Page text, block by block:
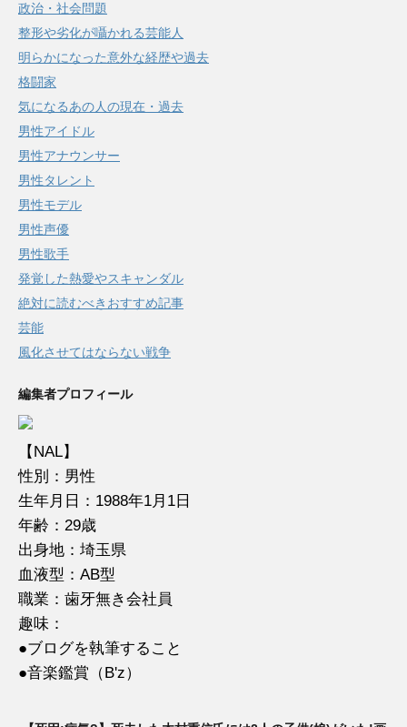
政治・社会問題
整形や劣化が囁かれる芸能人
明らかになった意外な経歴や過去
格闘家
気になるあの人の現在・過去
男性アイドル
男性アナウンサー
男性タレント
男性モデル
男性声優
男性歌手
発覚した熱愛やスキャンダル
絶対に読むべきおすすめ記事
芸能
風化させてはならない戦争
編集者プロフィール
【NAL】
性別：男性
生年月日：1988年1月1日
年齢：29歳
出身地：埼玉県
血液型：AB型
職業：歯牙無き会社員
趣味：
●ブログを執筆すること
●音楽鑑賞（B'z）